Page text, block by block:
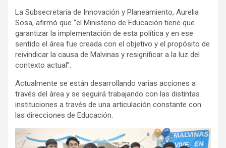
La Subsecretaria de Innovación y Planeamiento, Aurelia
Sosa, afirmó que “el Ministerio de Educación tiene que
garantizar la implementación de esta política y en ese
sentido el área fue creada con el objetivo y el propósito de
reivindicar la causa de Malvinas y resignificar a la luz del
contexto actual”.
Actualmente se están desarrollando varias acciones a
través del área y se seguirá trabajando con las distintas
instituciones a través de una articulación constante con
las direcciones de Educación.